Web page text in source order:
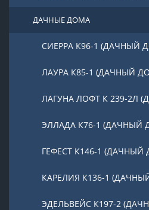
ДАЧНЫЕ ДОМА
СИЕРРА К96-1 (ДАЧНЫЙ
ЛАУРА К85-1 (ДАЧНЫЙ
ЛАГУНА ЛОФТ К 239-2Л
ЭЛЛАДА К76-1 (ДАЧНЫЙ
ГЕФЕСТ К146-1 (ДАЧНЫЙ
КАРЕЛИЯ К136-1
ЭДЕЛЬВЕЙС К197-2